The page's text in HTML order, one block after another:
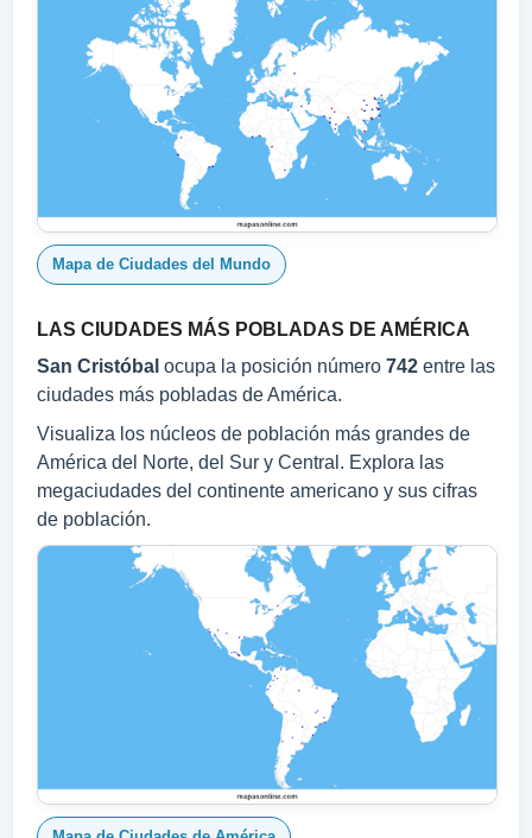
Mapa de Ciudades del Mundo
LAS CIUDADES MÁS POBLADAS DE AMÉRICA
San Cristóbal ocupa la posición número 742 entre las
ciudades más pobladas de América.
Visualiza los núcleos de población más grandes de
América del Norte, del Sur y Central. Explora las
megaciudades del continente americano y sus cifras
de población.